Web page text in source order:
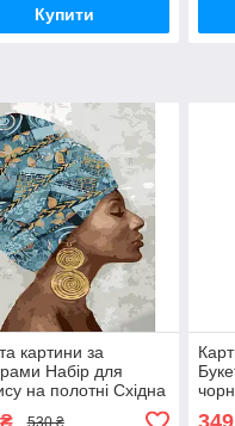
Купити
картини за
Набір для
на полотні Східна
Живопис по
530 ₴